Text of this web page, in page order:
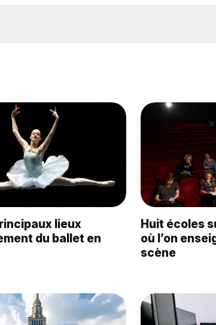
lieux
du ballet en
Huit écoles
où l’on
scène